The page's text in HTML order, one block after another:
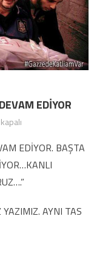
EDİYOR
GAZZE KATLİAMINA
EDİYOR. BAŞTA
AYNI TAS